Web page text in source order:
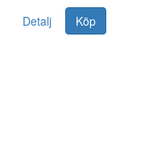
Detalj
Köp